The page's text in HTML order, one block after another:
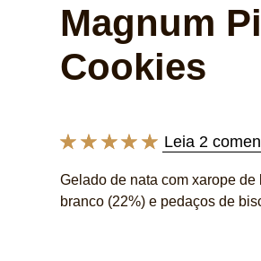
Magnum
Cookies
A
média
deste
Leia 2
Gelado de nata com xarope
branco (22%) e pedaços de